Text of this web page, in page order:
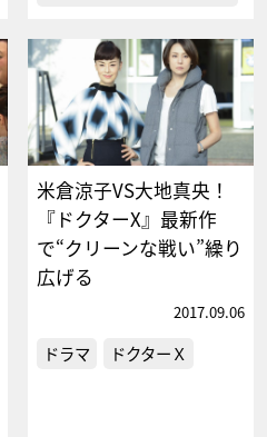
米倉涼子VS大地真央！
『ドクターX』最新作
で“クリーンな戦い”繰り
広げる
2017.09.06
ドラマ ドクターＸ